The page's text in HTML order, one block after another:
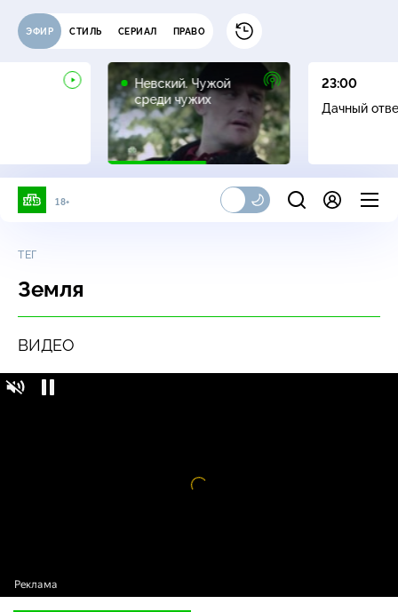
ЭФИР СТИЛЬ СЕРИАЛ ПРАВО
Невский. Чужой
среди чужих
16+
23:00
Дачный
18+
ТЕГ
Земля
ВИДЕО